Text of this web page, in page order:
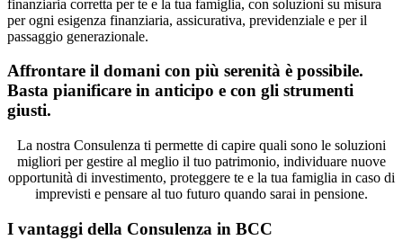
finanziaria corretta per te e la tua famiglia, con soluzioni su misura
per ogni esigenza finanziaria, assicurativa, previdenziale e per il
passaggio generazionale.
Affrontare il domani con più serenità è possibile.
Basta pianificare in anticipo e con gli strumenti
giusti.
La nostra Consulenza ti permette di capire quali sono le soluzioni
migliori per gestire al meglio il tuo patrimonio, individuare nuove
opportunità di investimento, proteggere te e la tua famiglia in caso di
imprevisti e pensare al tuo futuro quando sarai in pensione.
I vantaggi della Consulenza in BCC